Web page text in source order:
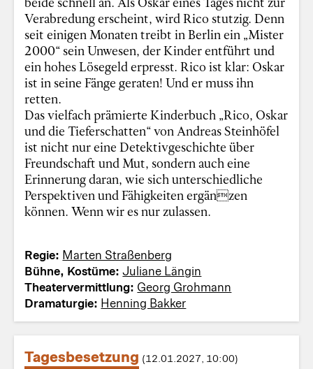
Verabredung erscheint, wird Rico stutzig. Denn
seit einigen Monaten treibt in Berlin ein „Mister
2000“ sein Unwesen, der Kinder entführt und
ein hohes Lösegeld erpresst. Rico ist klar: Oskar
ist in seine Fänge geraten! Und er muss ihn
retten.
Das vielfach prämierte Kinderbuch „Rico, Oskar
und die Tieferschatten“ von Andreas Steinhöfel
ist nicht nur eine Detektivgeschichte über
Freundschaft und Mut, sondern auch eine
Erinnerung daran, wie sich unterschiedliche
Perspektiven und Fähigkeiten ergänzen
können. Wenn wir es nur zulassen.
Regie: Marten Straßenberg
Bühne, Kostüme:Juliane Längin
Theatervermittlung: Georg Grohmann
Dramaturgie: Henning Bakker
Tagesbesetzung (12.01.2027, 10:00)